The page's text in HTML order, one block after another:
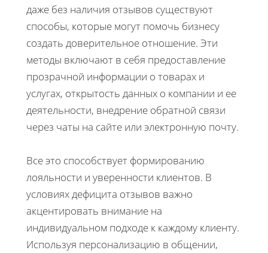
даже без наличия отзывов существуют
способы, которые могут помочь бизнесу
создать доверительное отношение. Эти
методы включают в себя предоставление
прозрачной информации о товарах и
услугах, открытость данных о компании и ее
деятельности, внедрение обратной связи
через чаты на сайте или электронную почту.
Все это способствует формированию
лояльности и уверенности клиентов. В
условиях дефицита отзывов важно
акцентировать внимание на
индивидуальном подходе к каждому клиенту.
Используя персонализацию в общении,